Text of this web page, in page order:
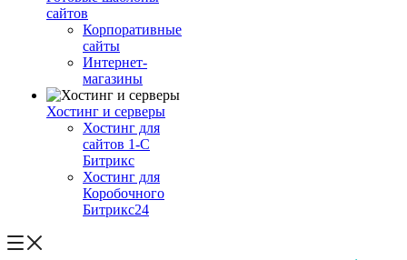
сайтов
Корпоративные
сайты
Интернет-
магазины
Хостинг и серверы
Хостинг для
сайтов 1-C
Битрикс
Хостинг для
Коробочного
Битрикс24